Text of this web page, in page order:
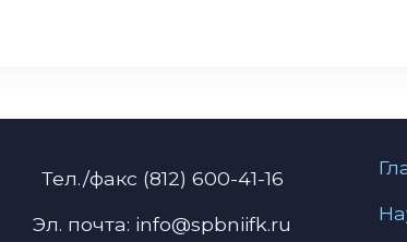
Тел./факс (812) 600-41-16
Эл. почта: info@spbniifk.ru